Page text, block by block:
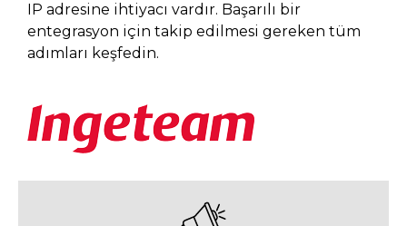
IP adresine ihtiyacı vardır. Başarılı bir
entegrasyon için takip edilmesi gereken tüm
adımları keşfedin.